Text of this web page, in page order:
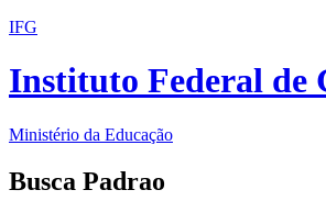
IFG
Instituto Federal de
Ministério da Educação
Busca Padrao